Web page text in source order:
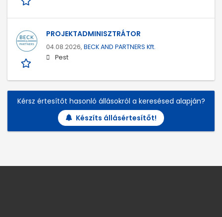
PROJEKTADMINISZTRÁTOR
04.08.2026, BECK AND PARTNERS Kft.
Pest
Kérsz értesítőt hasonló állásokról a keresésed alapján?
Készíts állásértesítőt!